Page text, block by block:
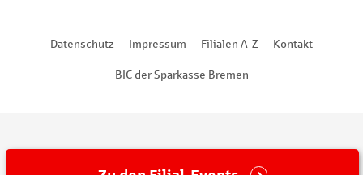
Datenschutz Impressum Filialen A-Z Kontakt
BIC der Sparkasse Bremen